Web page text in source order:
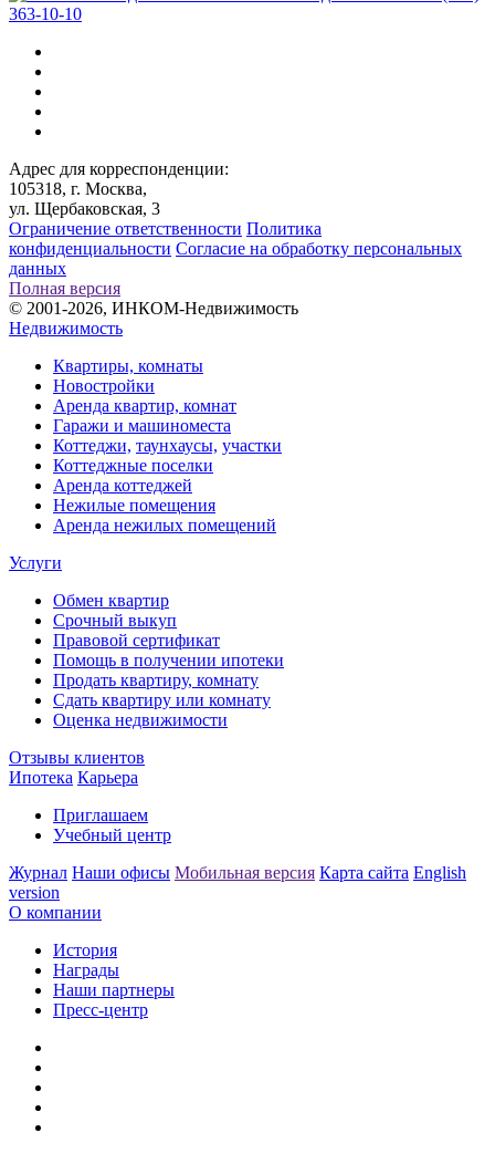
363-10-10
Адрес для корреспонденции:
105318, г. Москва,
ул. Щербаковская, 3
Ограничение ответственности Политика
конфиденциальности Согласие на обработку персональных
данных
Полная версия
© 2001-2026, ИНКОМ-Недвижимость
Недвижимость
Квартиры, комнаты
Новостройки
Аренда квартир, комнат
Гаражи и машиноместа
Коттеджи, таунхаусы, участки
Коттеджные поселки
Аренда коттеджей
Нежилые помещения
Аренда нежилых помещений
Услуги
Обмен квартир
Срочный выкуп
Правовой сертификат
Помощь в получении ипотеки
Продать квартиру, комнату
Сдать квартиру или комнату
Оценка недвижимости
Отзывы клиентов
Ипотека Карьера
Приглашаем
Учебный центр
Журнал Наши офисы Мобильная версия Карта сайта English
version
О компании
История
Награды
Наши партнеры
Пресс-центр